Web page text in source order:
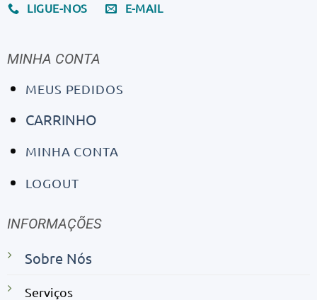
LIGUE-NOS E-MAIL
MINHA CONTA
MEUS PEDIDOS
CARRINHO
MINHA CONTA
LOGOUT
INFORMAÇÕES
Sobre Nós
Serviços